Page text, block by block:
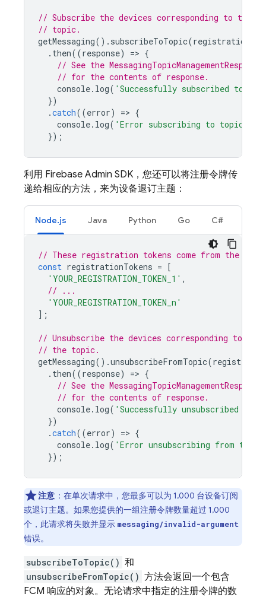
// Subscribe the devices corresponding to the
// topic.
getMessaging(). subscribeToTopic(
. then((response) => {
// See the
// for the contents of response.
console. log( 'Successfully subscribed to
})
.catch((error) => {
console. log( 'Error subscribing to topic:'
});
利用 Firebase Admin SDK ，您还可以将注册令牌传
递给相应的方法，来为设备退订主题：
Node.js Java Python Go C#
// These registration tokens come from the client
const registrationTokens = [
'YOUR_REGISTRATION_TOKEN_1' ,
// ...
'YOUR_REGISTRATION_TOKEN_n'
];
// Unsubscribe the devices corresponding to
// the topic.
getMessaging().unsubscribeFromTopic(
. then((response) => {
// See the
// for the contents of response.
console. log( 'Successfully unsubscribed
})
.catch((error) => {
console. log( 'Error unsubscribing from
});
注意 ： 在单次请求中，您最多可以为 1,000 台设备订阅
或退订主题。如果您提供的一组注册令牌数量超过 1,000
个，此请求将失败并显示 messaging/invalid-argument
错误。
subscribeToTopic() 和
unsubscribeFromTopic() 方法会返回一个包含
FCM 响应的对象。无论请求中指定的注册令牌的数